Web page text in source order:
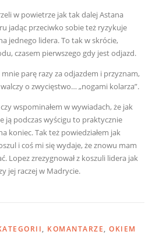
w powietrze jak tak dalej Astana
jadąc przeciwko sobie też ryzykuje
jednego lidera. To tak w skrócie,
czasem pierwszego gdy jest odjazd.
mnie parę razy za odjazdem i przyznam,
o zwycięstwo… „nogami kolarza”.
wspominałem w wywiadach, że jak
ją podczas wyścigu to praktycznie
koniec. Tak też powiedziałem jak
i coś mi się wydaje, że znowu mam
Lopez zrezygnował z koszuli lidera jak
jej raczej w Madrycie.
, KOMANTARZE,OKIEM